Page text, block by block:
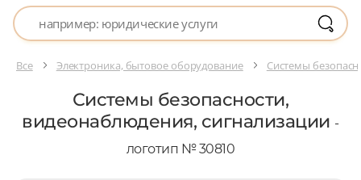
Все Электроника, бытовое оборудование Системы
Системы безопасности,
видеонаблюдения, сигнализации -
логотип № 30810